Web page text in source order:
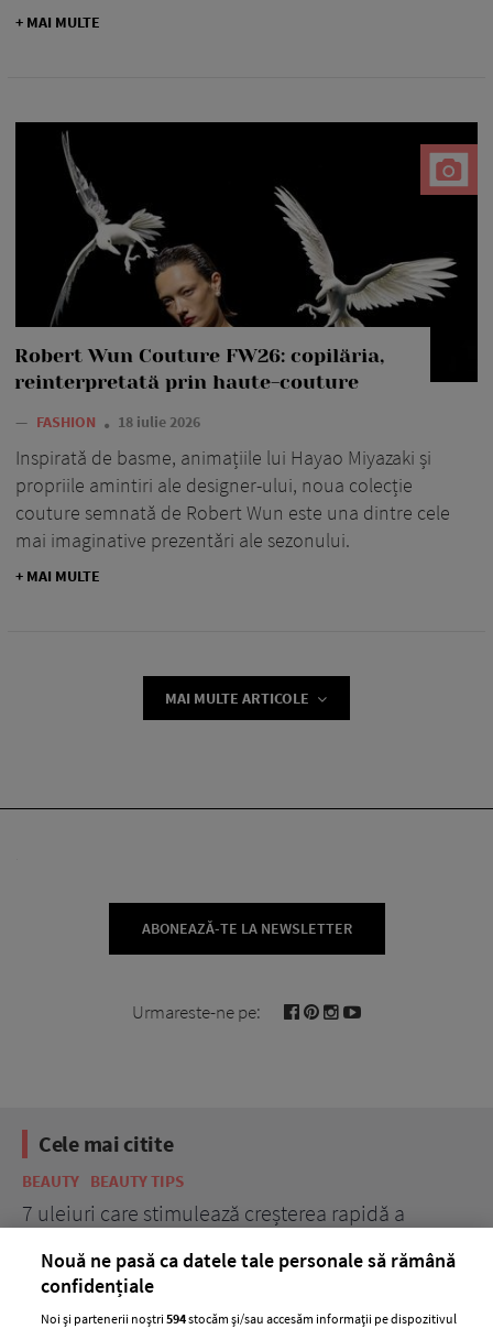
+ MAI MULTE
Robert Wun Couture FW26: copilăria,
reinterpretată prin haute-couture
— FASHION 18 iulie 2026
Inspirată de basme, animațiile lui Hayao Miyazaki și
propriile amintiri ale designer-ului, noua colecție
couture semnată de Robert Wun este una dintre cele
mai imaginative prezentări ale sezonului.
+ MAI MULTE
MAI MULTE ARTICOLE
ABONEAZĂ-TE LA NEWSLETTER
Urmareste-ne pe:
Cele mai citite
BEAUTY BEAUTY TIPS
7 uleiuri care stimulează creșterea rapidă a
Nouă ne pasă ca datele tale personale să rămână
confidențiale
Noi și partenerii noștri594stocăm și/sau accesăm informații pe dispozitivul